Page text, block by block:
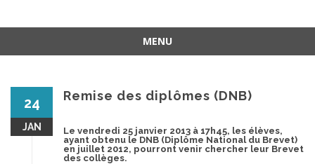
MENU
24
JAN
Remise des diplômes (DNB)
Le vendredi 25 janvier 2013 à 17h45, les élèves,
ayant obtenu le DNB (Diplôme National du Brevet)
en juillet 2012, pourront venir chercher leur Brevet
des collèges.